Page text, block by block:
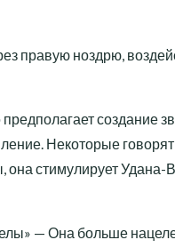
правую ноздрю,
создание
Некоторые
стимулирует Удана-
— Она больше